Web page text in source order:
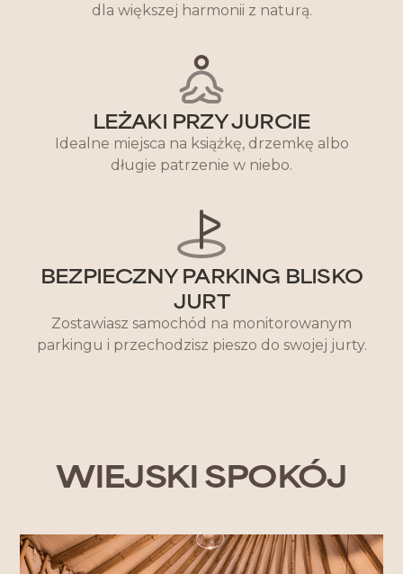
dla większej harmonii z naturą.
LEŻAKI PRZY JURCIE
Idealne miejsca na książkę, drzemkę albo
długie patrzenie w niebo.
BEZPIECZNY PARKING BLISKO
JURT
Zostawiasz samochód na monitorowanym
parkingu i przechodzisz pieszo do swojej jurty.
WIEJSKI SPOKÓJ